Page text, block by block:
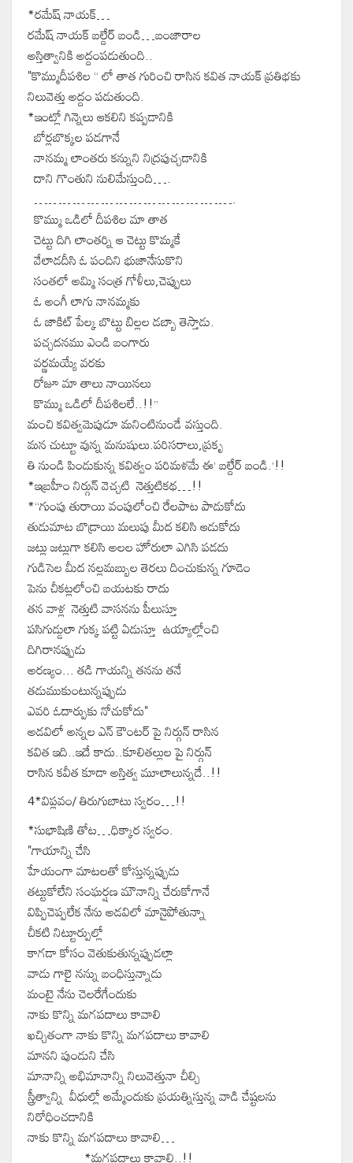
*రమేష్ నాయక్…
రమేష్ నాయక్ బల్దేర్ బండి…బంజారాల
అస్తిత్వానికి అద్దంపడుతుంది..
"కొమ్ముదీపశిల “ లో తాత గురించి రాసిన కవిత నాయక్ ప్రతిభకు
నిలువెత్తు అద్దం పడుతుంది.
*ఇంట్లో గిన్నెలు ఆకలిని కప్పడానికి
బోర్లబొక్కల పడగానే
నానమ్మ లాంతరు కన్నుని నిద్రపుచ్చడానికి
దాని గొంతుని నులిమేస్తుంది….
…………………………………….
కొమ్ము ఒడిలో దీపశిల మా తాత
చెట్టు దిగి లాంతర్ని ఆ చెట్టు కొమ్మకే
వేలాడదీసి ఓ పందిని భుజానేసుకొని
సంతలో అమ్మి సంత్ర గోళీలు,చెప్పులు
ఓ అంగీ లాగు నానమ్మకు
ఓ జాకిట్ పేల్క బొట్టు బిల్లల డబ్బా తెస్తాడు.
పచ్చదనము ఎండి బంగారు
వర్ణమయ్యే వరకు
రోజూ మా తాలు నాయినలు
కొమ్ము ఒడిలో దీపశిలలే..!!”
మంచి కవిత్వమెపుడూ మనింటినుండే వస్తుంది.
మన చుట్టూ వున్న మనుషులు.పరిసరాలు,ప్రకృ
తి నుండి పిండుకున్న కవిత్వం పరిమళమే ఈ’ బల్దేర్ బండి.’!!
*ఇబ్రహీం నిర్గున్ వెచ్చటి నెత్తుటికథ…!!
*“గుంపు తురాయి వంపులోంచి రేలపాట పాడుకోదు
తుడుమాట బొడ్రాయి మలుపు మీద కలిసి ఆడుకోదు
జట్లు జట్లుగా కలిసి అలల హోరులా ఎగిసి పడదు
గుడిసెల మీద నల్లమబ్బుల తెరలు దించుకున్న గూడెం
పెను చీకట్లలోంచి బయటకు రాదు
తన వాళ్ల నెత్తుటి వాసనను పీలుస్తూ
పసిగుడ్డులా గుక్క పట్టి ఏడుస్తూ ఉయ్యాల్లోంచి
దిగిరానప్పుడు
అరణ్యం... తడి గాయన్ని తనను తనే
తడుముకుంటున్నప్పుడు
ఎవరి ఓదార్పుకు నోచుకోదు"
అడవిలో అన్నల ఎన్ కౌంటర్ పై నిర్గున్ రాసిన
కవిత ఇది..ఇదే కాదు..కూలితల్లుల పై నిర్గున్
రాసిన కవీత కూడా అస్తిత్వ మూలాలున్నదే..!!
4*విప్లవం/ తిరుగుబాటు స్వరం…!!
*సుభాషిణి తోట…ధిక్కార స్వరం.‌
"గాయాన్ని చేసి
హేయంగా మాటలతో కోస్తున్నప్పుడు
తట్టుకోలేని సంఘర్షణ మౌనాన్ని చేరుకోగానే
విప్పిచెప్పలేక నేను అడవిలో మానైపోతున్నా
చీకటి నిట్టూర్పుల్లో
కాగడా కోసం వెతుకుతున్నప్పుడల్లా
వాడు గాలై నన్ను బంధిస్తున్నాడు
మంటై నేను చెలరేగేందుకు
నాకు కొన్ని మగపదాలు కావాలి
ఖచ్చితంగా నాకు కొన్ని మగపదాలు కావాలి
మానని పుండుని చేసి
మానాన్ని అభిమానాన్ని నిలువెత్తునా చీల్చి
స్త్రీత్వాన్ని వీధుల్లో అమ్మేందుకు ప్రయత్నిస్తున్న వాడి చేష్టలను
నిరోధించడానికి
నాకు కొన్ని మగపదాలు కావాలి…
*మగపదాలు కావాలి..!!